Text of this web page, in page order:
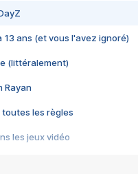
13 ans (et vous l'avez ignoré)
(littéralement)
Rayan
toutes les règles
les jeux vidéo